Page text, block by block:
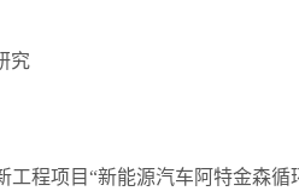
究
工程项目“新能源汽车阿特金森